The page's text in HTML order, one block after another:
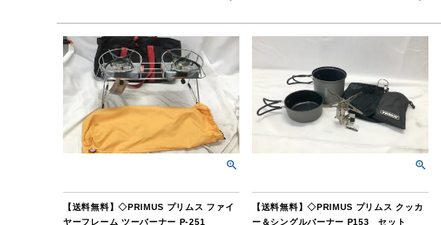
【送料無料】◇PRIMUS プリムス ファイ
ヤーフレーム ツーバーナー P-251
【送料無料】◇PRIMUS プリムス クッカ
ー＆シングルバーナー P153 セット